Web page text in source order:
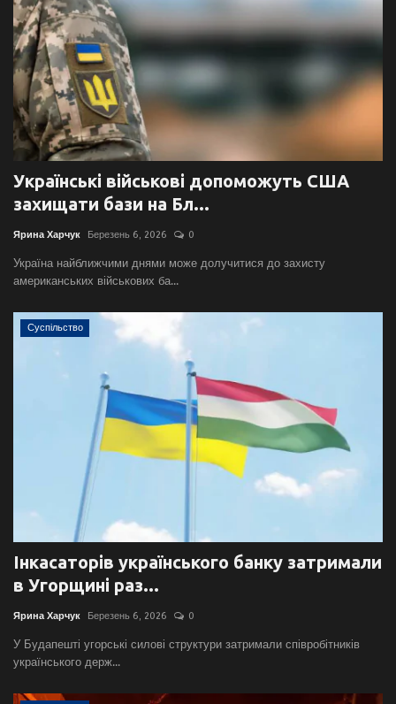
Українські військові допоможуть США
захищати бази на Бл...
Ярина Харчук Березень 6, 2026 0
Україна найближчими днями може долучитися до захисту
американських військових ба...
Суспільство
Інкасаторів українського банку затримали
в Угорщині раз...
Ярина Харчук Березень 6, 2026 0
У Будапешті угорські силові структури затримали співробітників
українського держ...